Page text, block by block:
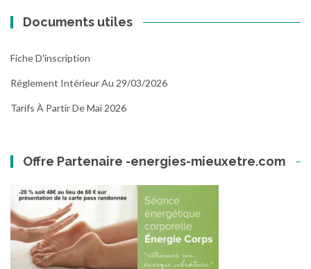
Documents utiles
Fiche D'inscription
Réglement Intérieur Au 29/03/2026
Tarifs À Partir De Mai 2026
Offre Partenaire -energies-mieuxetre.com